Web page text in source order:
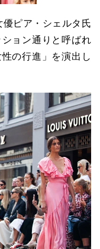
優ピア・シェルタ氏
ョン通りと呼ばれ
の行進」を演出し